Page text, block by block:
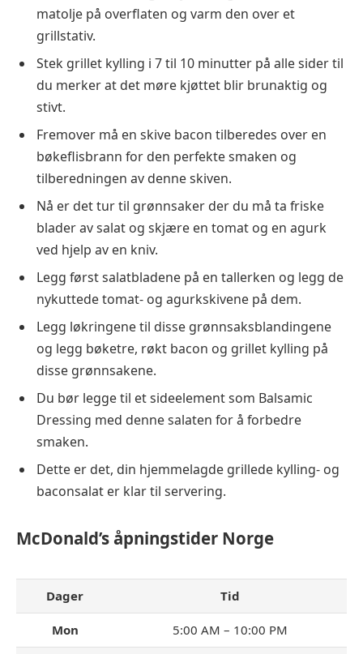
matolje på overflaten og varm den over et
grillstativ.
Stek grillet kylling i 7 til 10 minutter på alle sider til
du merker at det møre kjøttet blir brunaktig og
stivt.
Fremover må en skive bacon tilberedes over en
bøkeflisbrann for den perfekte smaken og
tilberedningen av denne skiven.
Nå er det tur til grønnsaker der du må ta friske
blader av salat og skjære en tomat og en agurk
ved hjelp av en kniv.
Legg først salatbladene på en tallerken og legg de
nykuttede tomat- og agurkskivene på dem.
Legg løkringene til disse grønnsaksblandingene
og legg bøketre, røkt bacon og grillet kylling på
disse grønnsakene.
Du bør legge til et sideelement som Balsamic
Dressing med denne salaten for å forbedre
smaken.
Dette er det, din hjemmelagde grillede kylling- og
baconsalat er klar til servering.
McDonald’s åpningstider Norge
Dager Tid
Mon 5:00 AM – 10:00 PM